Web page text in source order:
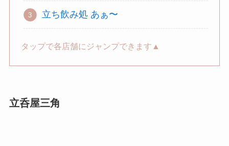
立ち飲み処 あぁ〜
タップで各店舗にジャンプできます▲
立呑屋三角